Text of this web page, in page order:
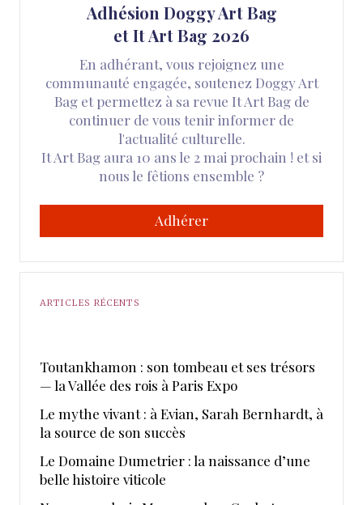
Adhésion Doggy Art Bag
et It Art Bag 2026
En adhérant, vous rejoignez une
communauté engagée, soutenez Doggy Art
Bag et permettez à sa revue It Art Bag de
continuer de vous tenir informer de
l'actualité culturelle.
It Art Bag aura 10 ans le 2 mai prochain ! et si
nous le fêtions ensemble ?
Adhérer
ARTICLES RÉCENTS
Toutankhamon : son tombeau et ses trésors
— la Vallée des rois à Paris Expo
Le mythe vivant : à Evian, Sarah Bernhardt, à
la source de son succès
Le Domaine Dumetrier : la naissance d’une
belle histoire viticole